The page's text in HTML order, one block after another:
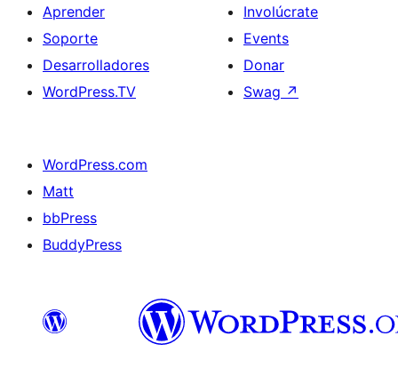
Aprender
Soporte
Desarrolladores
WordPress.TV
Involúcrate
Events
Donar
Swag ↗
WordPress.com
Matt
bbPress
BuddyPress